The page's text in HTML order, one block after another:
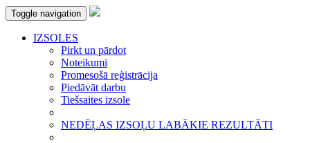
Toggle navigation
IZSOLES
Pirkt un pārdot
Noteikumi
Promesošā reģistrācija
Piedāvāt darbu
Tiešsaites izsole
NEDĒĻAS IZSOĻU LABĀKIE REZULTĀTI